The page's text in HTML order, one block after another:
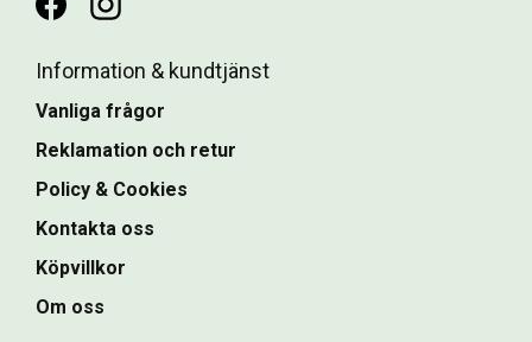
Information & kundtjänst
Vanliga frågor
Reklamation och retur
Policy & Cookies
Kontakta oss
Köpvillkor
Om oss